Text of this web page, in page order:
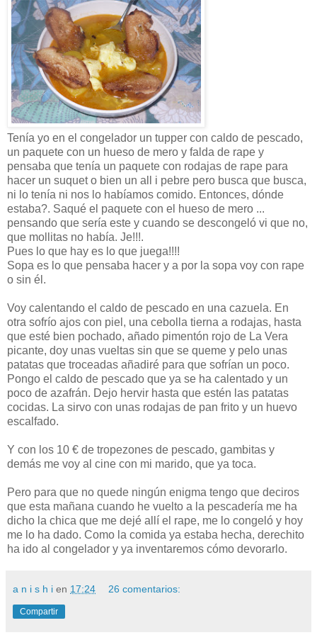
Tenía yo en el congelador un tupper con caldo de pescado,
un paquete con un hueso de mero y falda de rape y
pensaba que tenía un paquete con rodajas de rape para
hacer un suquet o bien un all i pebre pero busca que busca,
ni lo tenía ni nos lo habíamos comido. Entonces, dónde
estaba?. Saqué el paquete con el hueso de mero ...
pensando que sería este y cuando se descongeló vi que no,
que mollitas no había. Je!!!.
Pues lo que hay es lo que juega!!!!
Sopa es lo que pensaba hacer y a por la sopa voy con rape
o sin él.
Voy calentando el caldo de pescado en una cazuela. En
otra sofrío ajos con piel, una cebolla tierna a rodajas, hasta
que esté bien pochado, añado pimentón rojo de La Vera
picante, doy unas vueltas sin que se queme y pelo unas
patatas que troceadas añadiré para que sofrían un poco.
Pongo el caldo de pescado que ya se ha calentado y un
poco de azafrán. Dejo hervir hasta que estén las patatas
cocidas. La sirvo con unas rodajas de pan frito y un huevo
escalfado.
Y con los 10 € de tropezones de pescado, gambitas y
demás me voy al cine con mi marido, que ya toca.
Pero para que no quede ningún enigma tengo que deciros
que esta mañana cuando he vuelto a la pescadería me ha
dicho la chica que me dejé allí el rape, me lo congeló y hoy
me lo ha dado. Como la comida ya estaba hecha, derechito
ha ido al congelador y ya inventaremos cómo devorarlo.
a n i s h i en 17:24 26 comentarios:
Compartir